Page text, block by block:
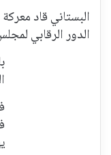
البستاني قاد
الدور الرقابي